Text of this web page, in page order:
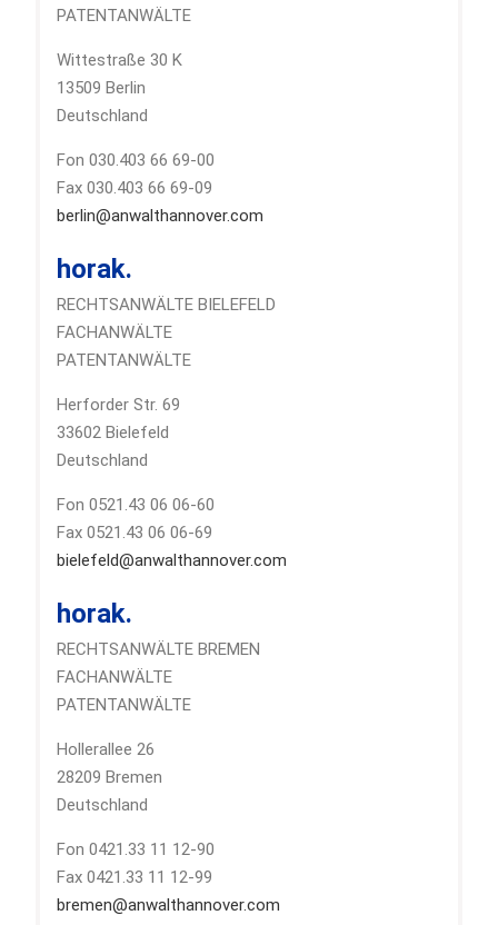
PATENTANWÄLTE
Wittestraße 30 K
13509 Berlin
Deutschland
Fon 030.403 66 69-00
Fax 030.403 66 69-09
berlin@anwalthannover.com
horak.
RECHTSANWÄLTE BIELEFELD
FACHANWÄLTE
PATENTANWÄLTE
Herforder Str. 69
33602 Bielefeld
Deutschland
Fon 0521.43 06 06-60
Fax 0521.43 06 06-69
bielefeld@anwalthannover.com
horak.
RECHTSANWÄLTE BREMEN
FACHANWÄLTE
PATENTANWÄLTE
Hollerallee 26
28209 Bremen
Deutschland
Fon 0421.33 11 12-90
Fax 0421.33 11 12-99
bremen@anwalthannover.com